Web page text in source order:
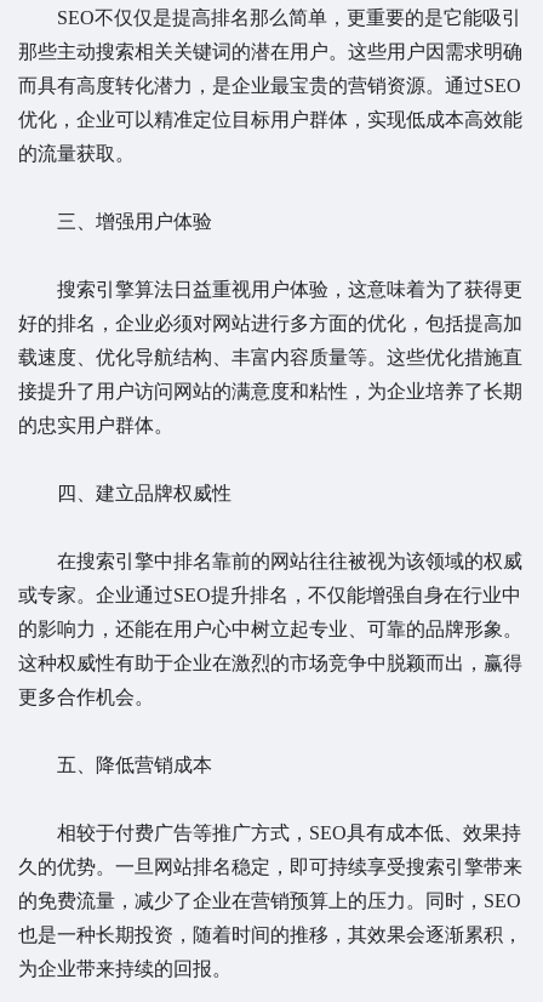
SEO不仅仅是提高排名那么简单，更重要的是它能吸引
那些主动搜索相关关键词的潜在用户。这些用户因需求明确
而具有高度转化潜力，是企业最宝贵的营销资源。通过SEO
优化，企业可以精准定位目标用户群体，实现低成本高效能
的流量获取。
三、增强用户体验
搜索引擎算法日益重视用户体验，这意味着为了获得更
好的排名，企业必须对网站进行多方面的优化，包括提高加
载速度、优化导航结构、丰富内容质量等。这些优化措施直
接提升了用户访问网站的满意度和粘性，为企业培养了长期
的忠实用户群体。
四、建立品牌权威性
在搜索引擎中排名靠前的网站往往被视为该领域的权威
或专家。企业通过SEO提升排名，不仅能增强自身在行业中
的影响力，还能在用户心中树立起专业、可靠的品牌形象。
这种权威性有助于企业在激烈的市场竞争中脱颖而出，赢得
更多合作机会。
五、降低营销成本
相较于付费广告等推广方式，SEO具有成本低、效果持
久的优势。一旦网站排名稳定，即可持续享受搜索引擎带来
的免费流量，减少了企业在营销预算上的压力。同时，SEO
也是一种长期投资，随着时间的推移，其效果会逐渐累积，
为企业带来持续的回报。